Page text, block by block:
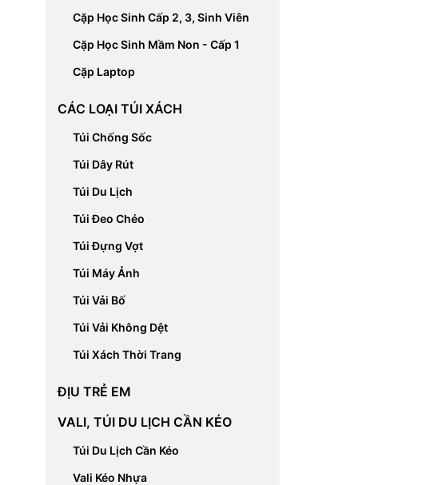
Cặp Học Sinh Cấp 2, 3, Sinh Viên
Cặp Học Sinh Mầm Non - Cấp 1
Cặp Laptop
CÁC LOẠI TÚI XÁCH
Túi Chống Sốc
Túi Dây Rút
Túi Du Lịch
Túi Đeo Chéo
Túi Đựng Vợt
Túi Máy Ảnh
Túi Vải Bố
Túi Vải Không Dệt
Túi Xách Thời Trang
ĐỊU TRẺ EM
VALI, TÚI DU LỊCH CẦN KÉO
Túi Du Lịch Cần Kéo
Vali Kéo Nhựa